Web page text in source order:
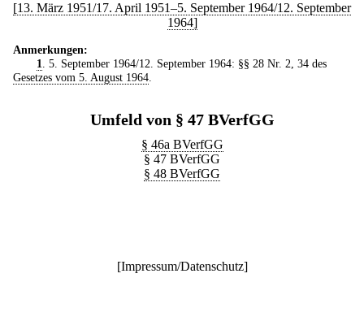
[13. März 1951/17. April 1951–5. September 1964/12. September
1964]
Anmerkungen:
1
. 5. September 1964/12. September 1964: §§ 28 Nr. 2, 34 des
Gesetzes vom 5. August 1964
Umfeld von § 47 BVerfGG
§ 46a BVerfGG
§ 47 BVerfGG
§ 48 BVerfGG
[Impressum/Datenschutz]